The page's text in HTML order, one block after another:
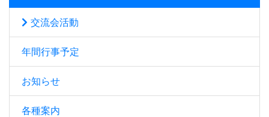
交流会活動
年間行事予定
お知らせ
各種案内